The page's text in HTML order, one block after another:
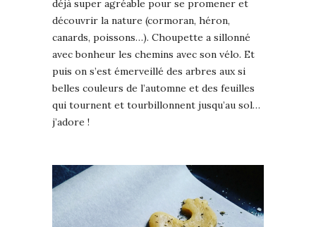
déjà super agréable pour se promener et
découvrir la nature (cormoran, héron,
canards, poissons…). Choupette a sillonné
avec bonheur les chemins avec son vélo. Et
puis on s’est émerveillé des arbres aux si
belles couleurs de l’automne et des feuilles
qui tournent et tourbillonnent jusqu’au sol…
j’adore !